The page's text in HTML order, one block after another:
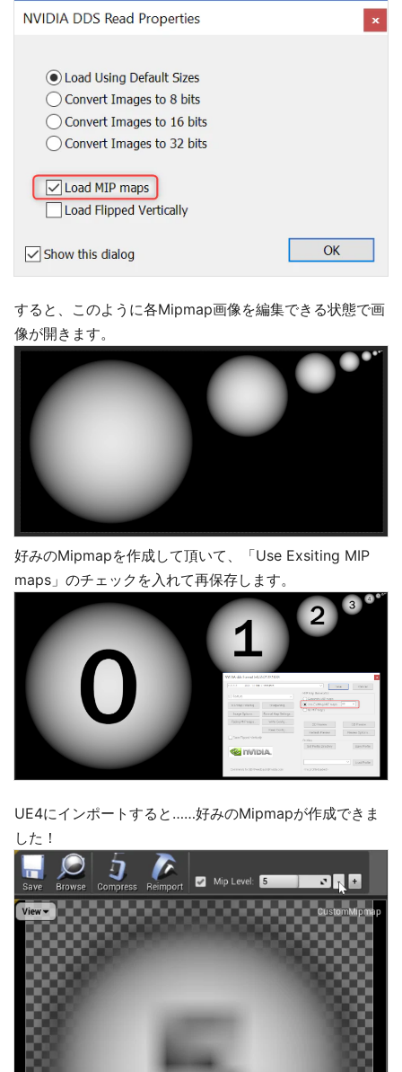
すると、このように各Mipmap画像を編集できる状態で画
像が開きます。
好みのMipmapを作成して頂いて、「Use Exsiting MIP
maps」のチェックを入れて再保存します。
UE4にインポートすると……好みのMipmapが作成できま
した！